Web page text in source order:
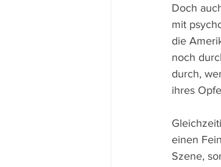
Doch
mit
die
noch
durch,
ihres
einen
Szene,